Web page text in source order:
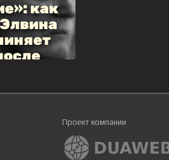
Проект компании